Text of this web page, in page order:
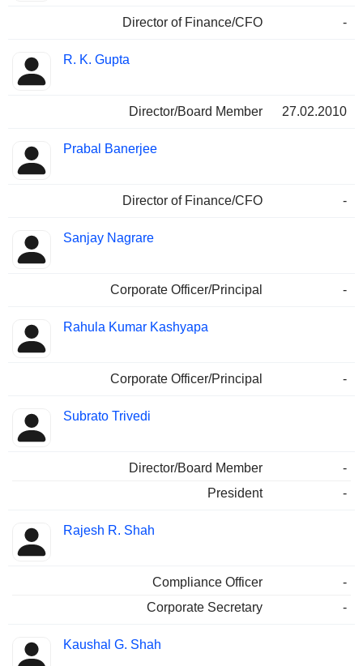
Director of Finance/CFO -
R. K. Gupta
Director/Board Member 27.02.2010
Prabal Banerjee
Director of Finance/CFO -
Sanjay Nagrare
Corporate Officer/Principal -
Rahula Kumar Kashyapa
Corporate Officer/Principal -
Subrato Trivedi
Director/Board Member
-
President
-
Rajesh R. Shah
Compliance Officer
-
Corporate Secretary
-
Kaushal G. Shah